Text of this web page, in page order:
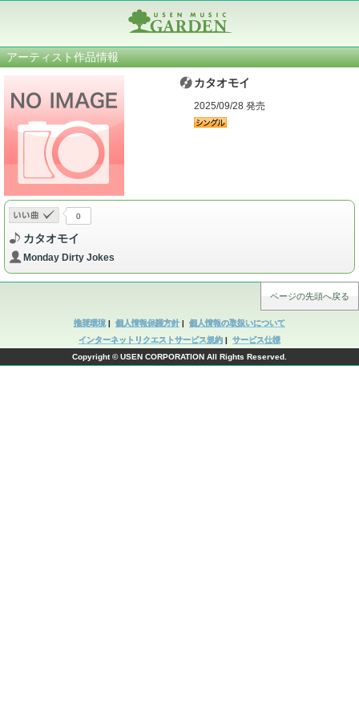
アーティスト作品情報
カタオモイ
2025/09/28 発売
0
カタオモイ
Monday Dirty Jokes
ページの先頭へ戻る
推奨環境| 個人情報保護方針
個人情報の取扱いについて
インターネットリクエストサービス規約
サービス仕様
Copyright © USEN CORPORATION All Rights Reserved.